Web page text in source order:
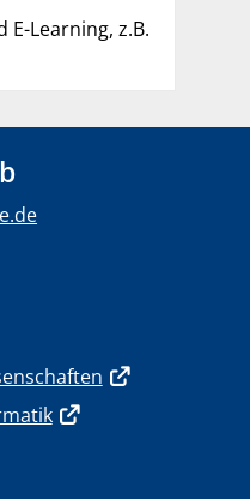
Learning, z.B.